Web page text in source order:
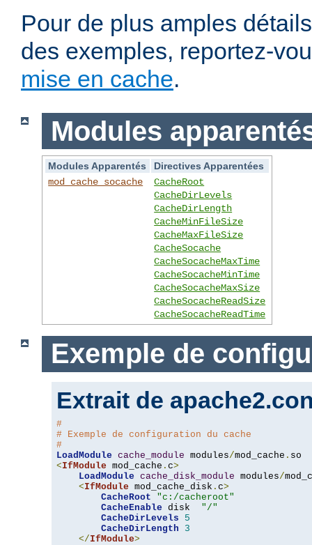
Pour de plus amples
des exemples, reportez-
mise en cache.
Modules
Modules Apparentés
Directives Apparentées
mod_cache_socache
CacheRoot
CacheDirLevels
CacheDirLength
CacheMinFileSize
CacheMaxFileSize
CacheSocache
CacheSocacheMaxTime
CacheSocacheMinTime
CacheSocacheMaxSize
CacheSocacheReadSize
CacheSocacheReadTime
Exemple de
Extrait de
#
# Exemple de configuration du cache
#
LoadModule cache_module modules/mod_cache .
<IfModule mod_cache . c>
LoadModule cache_disk_module modules/
<IfModule mod_cache_disk . c>
CacheRoot
"c:/cacheroot"
CacheEnable disk "/"
CacheDirLevels
5
CacheDirLength
3
</IfModule>